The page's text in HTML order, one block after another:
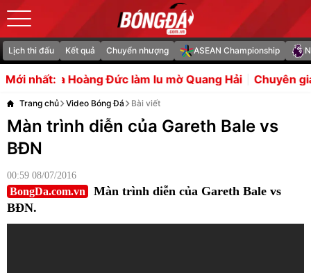
Lịch thi đấu Kết quả Chuyển nhượng ASEAN Championship
Mới nhất:
Đức làm lu mờ Quang Hải Chuyên gia tiết lộ lý do
Trang chủ Video Bóng Đá Bài viết
Màn trình diễn của Gareth Bale vs
BĐN
00:59 08/07/2016
BongDa.com.vn
Màn trình diễn của Gareth Bale vs
BĐN.